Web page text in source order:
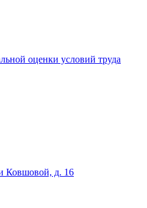
оценки условий труда
Ковшовой, д. 16